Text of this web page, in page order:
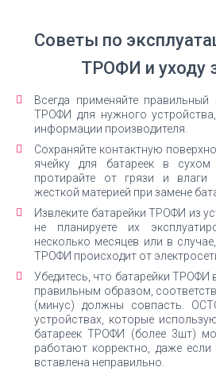
Советы по
ТРОФИ и уходу
Всегда применяйте
ТРОФИ для нужного
информации производителя.
Сохраняйте контактную
ячейку для батареек в
протирайте от грязи и
жесткой материей при замене
Извлеките батарейки ТРОФИ из
не планируете их
несколько месяцев или в
ТРОФИ происходит от
Убедитесь, что батарейки ТРОФИ
правильным образом,
(минус) должны совпасть.
устройствах, которые
батареек ТРОФИ (более 3шт)
работают корректно, даже
вставлена неправильно.